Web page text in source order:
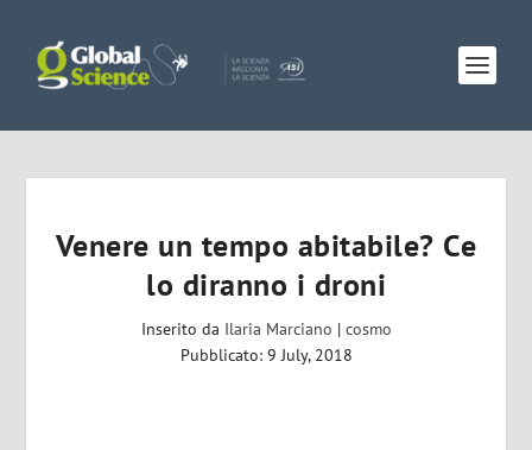
Venere un tempo abitabile? Ce
lo diranno i droni
Inserito da Ilaria Marciano | cosmo
Pubblicato: 9 July, 2018